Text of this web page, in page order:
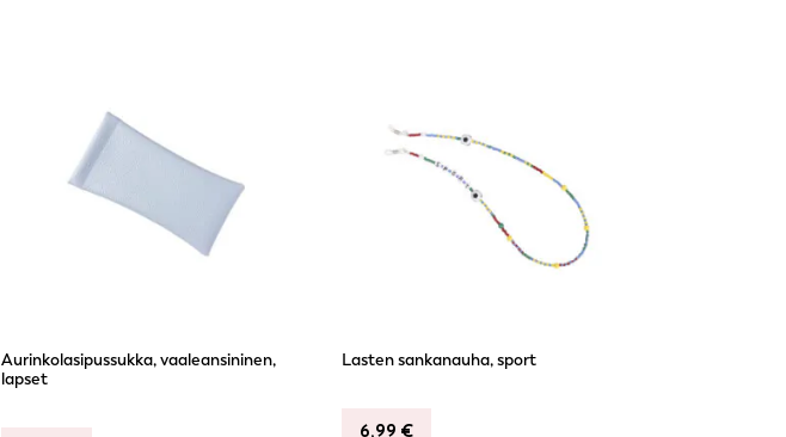
Aurinkolasipussukka, vaaleansininen,
lapset
Lasten sankanauha, sport
6,99 €